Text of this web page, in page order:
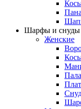
Шарфы и снуды
Женские